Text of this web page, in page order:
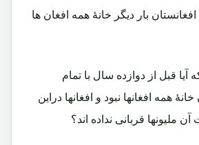
بار دیگر خانۀ همه افغان ها
قبل از دوازده سال با تمام
همه افغانها نبود و افغانها دراین
ملیونها قربانی نداده اند؟